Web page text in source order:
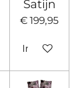
Satijn
€ 199,95
In